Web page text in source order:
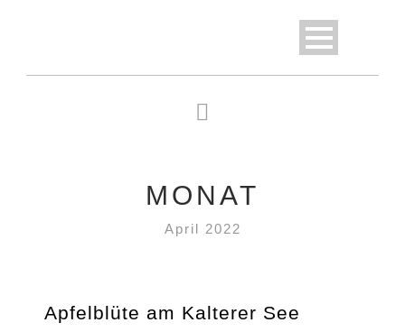
MONAT
April 2022
Apfelblüte am Kalterer See